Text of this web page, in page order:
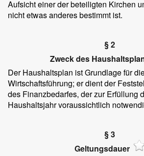
Aufsicht einer der beteiligten Kirchen
nicht etwas anderes bestimmt ist.
§ 2
Zweck des
Der Haushaltsplan ist Grundlage für
Wirtschaftsführung; er dient der
des Finanzbedarfes, der zur Erfüllung
Haushaltsjahr voraussichtlich
§ 3
Geltungsdauer